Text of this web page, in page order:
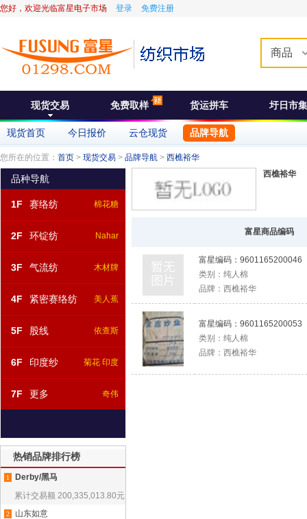
您好，欢迎光临富星电子市场 登录 免费注册
商品
现货交易 免费取样 货运拼车 圩日市集
现货首页 今日报价 云仓现货 品牌导航
您所在的位置： 首页 > 现货交易 > 品牌导航 > 西樵裕华
品种导航
1F 赛络纺 棉花糖
2F 环锭纺 Nahar
3F 气流纺 木材牌
4F 紧密赛络纺 美人蕉
5F 股线 依查斯
6F 印度纱 菊花 印度
7F 更多 奇伟
热销品牌排行榜
1
Derby/黑马
累计交易额 200,335,013.80元
2
山东如意
西樵裕华
富星商品编码
富星编码： 9601165200046
类别： 纯人棉
品牌： 西樵裕华
富星编码： 9601165200053
类别： 纯人棉
品牌： 西樵裕华